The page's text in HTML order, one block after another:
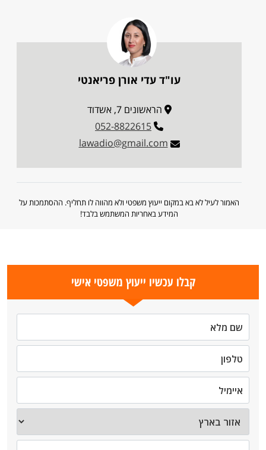
עו"ד עדי אורן פריאנטי
הראשונים 7, אשדוד
052-8822615
lawadio@gmail.com
האמור לעיל לא בא במקום ייעוץ משפטי ולא מהווה לו תחליף. ההסתמכות על
המידע באחריות המשתמש בלבד!
קבלו עכשיו ייעוץ משפטי אישי